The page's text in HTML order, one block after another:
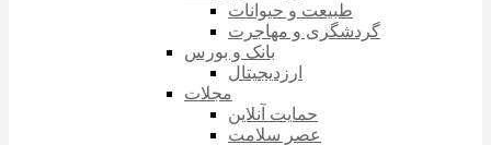
طبیعت و حیوانات
گردشگری و مهاجرت
بانک و بورس
ارزدیجیتال
مجلات
حمایت آنلاین
عصر سلامت